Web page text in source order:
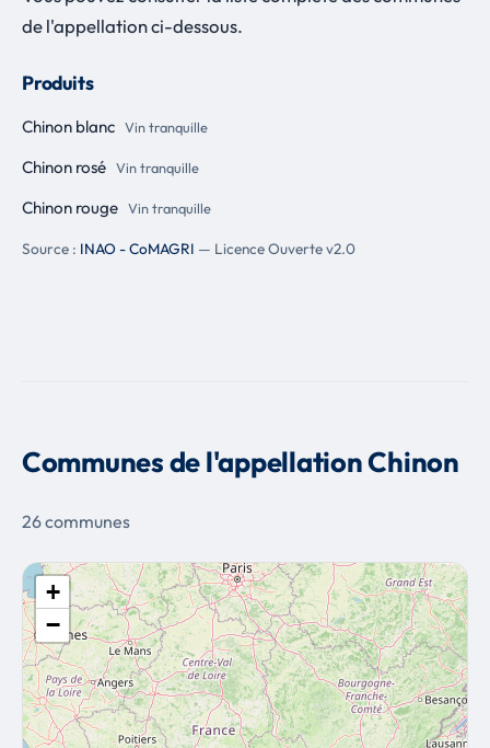
de l'appellation ci-dessous.
Produits
Chinon blanc Vin tranquille
Chinon rosé Vin tranquille
Chinon rouge Vin tranquille
Source : INAO - CoMAGRI — Licence Ouverte v2.0
Communes de l'appellation Chinon
26 communes
+
−